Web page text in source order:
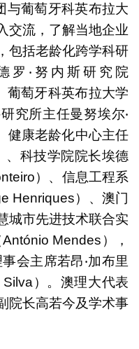
与葡萄牙科英布拉大
交流，了解当地企业
包括老龄化跨学科研
罗‧努内斯研究院
葡萄牙科英布拉大学
究所主任曼努埃尔‧
健康老龄化中心主任
、科技学院院长埃德
）、信息工程系
Henriques）、澳门
城市先进技术联合实
Mendes），
会主席若昂‧加布里
）。澳理大代表
院长高若今及学术事